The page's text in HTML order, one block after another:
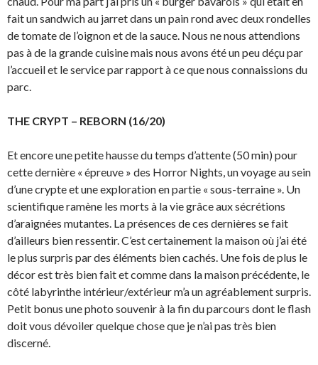
fait un sandwich au jarret dans un pain rond avec deux rondelles
de tomate de l’oignon et de la sauce. Nous ne nous attendions
pas à de la grande cuisine mais nous avons été un peu déçu par
l’accueil et le service par rapport à ce que nous connaissions du
parc.
THE CRYPT – REBORN (16/20)
Et encore une petite hausse du temps d’attente (50 min) pour
cette dernière « épreuve » des Horror Nights, un voyage au sein
d’une crypte et une exploration en partie « sous-terraine ». Un
scientifique ramène les morts à la vie grâce aux sécrétions
d’araignées mutantes. La présences de ces dernières se fait
d’ailleurs bien ressentir. C’est certainement la maison où j’ai été
le plus surpris par des éléments bien cachés. Une fois de plus le
décor est très bien fait et comme dans la maison précédente, le
côté labyrinthe intérieur/extérieur m’a un agréablement surpris.
Petit bonus une photo souvenir à la fin du parcours dont le flash
doit vous dévoiler quelque chose que je n’ai pas très bien
discerné.